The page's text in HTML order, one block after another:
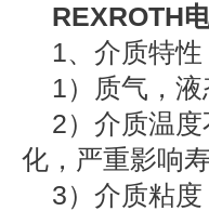
REXROTH
1、介质特性
1）质气，液
2）介质温度
化，严重影响
3）介质粘度